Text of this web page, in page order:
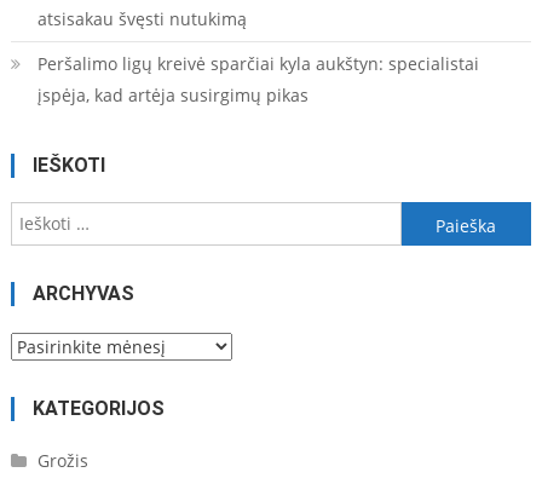
atsisakau švęsti nutukimą
Peršalimo ligų kreivė sparčiai kyla aukštyn: specialistai
įspėja, kad artėja susirgimų pikas
IEŠKOTI
Ieškoti:
ARCHYVAS
Archyvas
KATEGORIJOS
Grožis